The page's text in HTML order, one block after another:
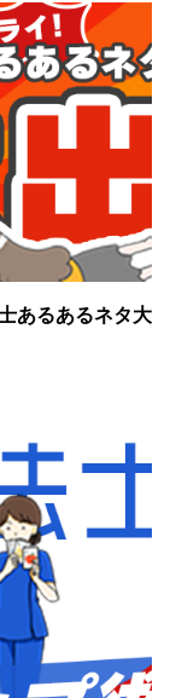
あるあるネタ大